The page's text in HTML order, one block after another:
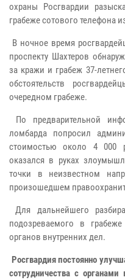
охраны Росгвардии
грабеже сотового телефона
В ночное время
проспекту Шахтеров
за кражи и грабеж 37-
обстоятельств
очередном грабеже.
По предварительной
ломбарда попросил
стоимостью около 4 000
оказался в руках
точки в неизвестном
произошедшем
Для дальнейшего
подозреваемого в
органов внутренних дел.
Росгвардия постоянно
сотрудничества с